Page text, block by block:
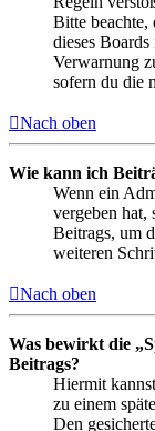
Bitte beachte,
dieses
Verwarnung
sofern du die
Nach oben
Wie kann ich
Wenn ein
vergeben hat,
Beitrags, um
weiteren
Nach oben
Was bewirkt die
Beitrags?
Hiermit
zu einem
Den